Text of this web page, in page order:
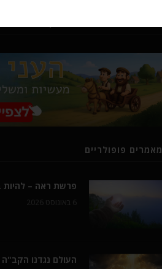
מעשיות ומשלים מרבי נחמן מברסלב
מאמרים פופולריים
פרשת ראה –
העולם נגדנו